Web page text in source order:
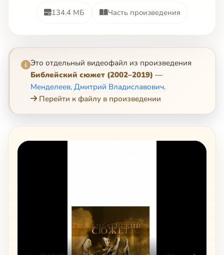
134.4 МБ Часть произведения
Это отдельный видеофайл из произведения
Библейский сюжет (2002–2019) —
Менделеев, Дмитрий Владиславович.
Перейти к файлу в произведении